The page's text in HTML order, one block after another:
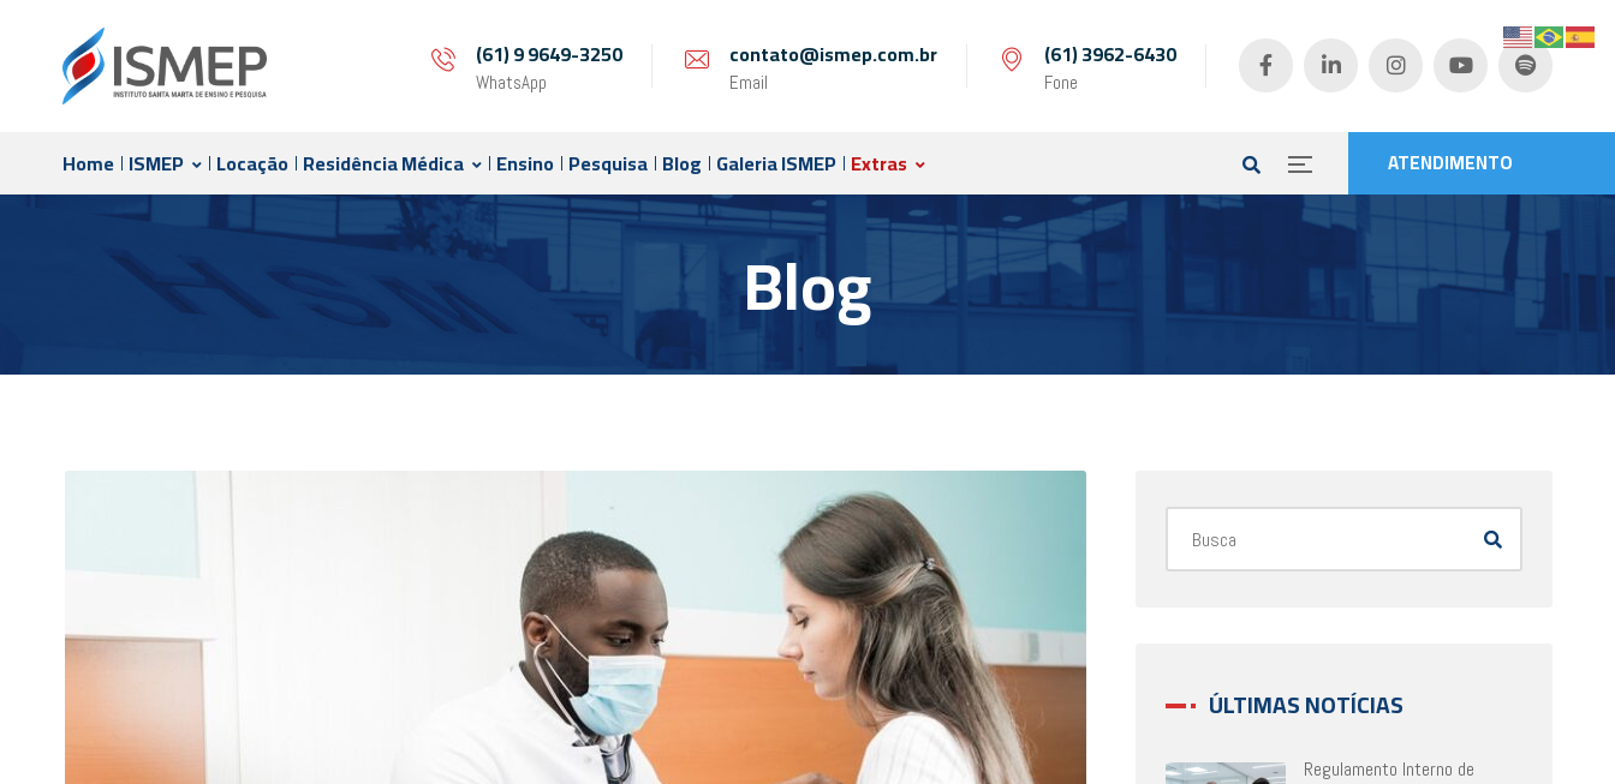
(61) 9 9649-3250
WhatsApp
contato@ismep.com.br
Email
(61) 3962-6430
Fone
ATENDIMENTO
Home ISMEP Locação Residência Médica Ensino Pesquisa Blog Galeria ISMEP Extras
Blog
ÚLTIMAS NOTÍCIAS
Regulamento Interno de